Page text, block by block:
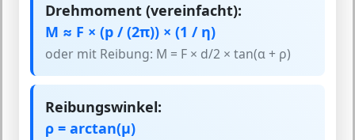
Drehmoment (vereinfacht):
M ≈ F × (p / (2π)) × (1 / η)
oder mit Reibung: M = F × d/2 × tan(α + ρ)
Reibungswinkel:
ρ = arctan(μ)